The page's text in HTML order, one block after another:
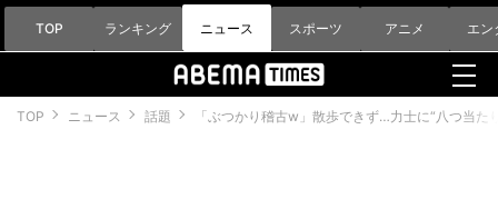
TOP ランキング ニュース スポーツ アニメ エン
TOP ニュース 話題 「ぶつかり稽古w」散歩できず…力士に“八つ当